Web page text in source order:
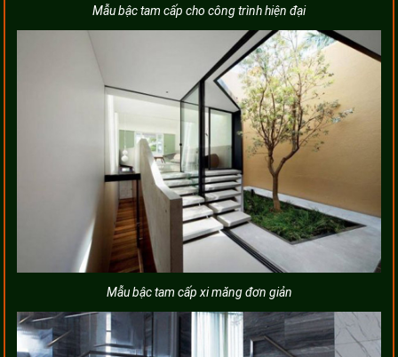
Mẫu bậc tam cấp cho công trình hiện đại
Mẫu bậc tam cấp xi măng đơn giản